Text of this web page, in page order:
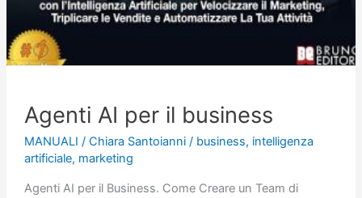
Agenti AI per il business
MANUALI / Chiara Santoianni / business, intelligenza
artificiale, marketing
Agenti AI per il Business. Come Creare un Team di